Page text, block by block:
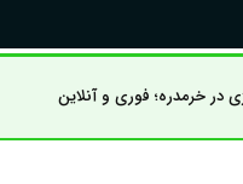
در خرمدره؛ فوری و آنلاین